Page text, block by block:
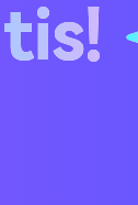
i video online
e il formato.
come 1080p,
e 144p e formati
AVI, MKV,
FLV e WebM.